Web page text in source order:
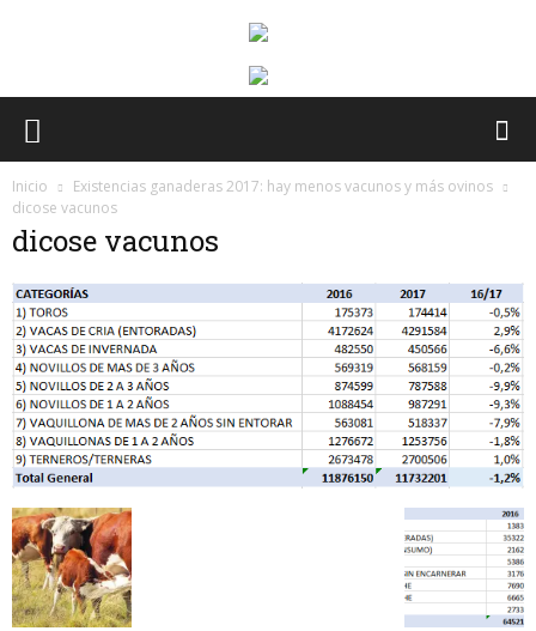
Inicio
Existencias ganaderas 2017: hay menos vacunos y más ovinos
dicose vacunos
dicose vacunos